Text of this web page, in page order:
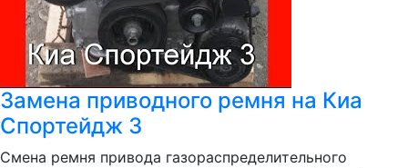
Замена приводного ремня на Киа
Спортейдж 3
Смена ремня привода газораспределительного